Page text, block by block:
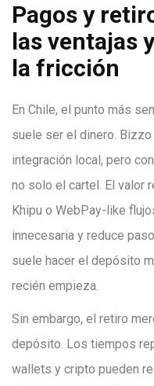
Pagos y
las ventajas
la fricción
En Chile, el punto más
suele ser el dinero.
integración local, pero
no solo el cartel. El valor
Khipu o WebPay-like
innecesaria y reduce
suele hacer el depósito
recién empieza.
Sin embargo, el retiro
depósito. Los tiempos
wallets y cripto pueden